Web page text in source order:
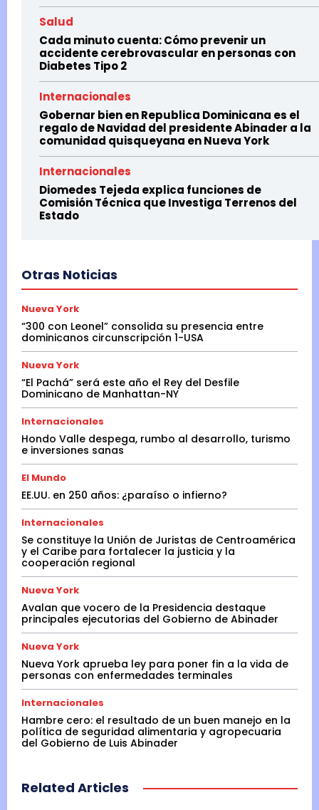
Salud
Cada minuto cuenta: Cómo prevenir un
accidente cerebrovascular en personas con
Diabetes Tipo 2
Internacionales
Gobernar bien en Republica Dominicana es el
regalo de Navidad del presidente Abinader a la
comunidad quisqueyana en Nueva York
Internacionales
Diomedes Tejeda explica funciones de
Comisión Técnica que Investiga Terrenos del
Estado
Otras Noticias
Nueva York
“300 con Leonel” consolida su presencia entre
dominicanos circunscripción 1-USA
Nueva York
“El Pachá” será este año el Rey del Desfile
Dominicano de Manhattan-NY
Internacionales
Hondo Valle despega, rumbo al desarrollo, turismo
e inversiones sanas
El Mundo
EE.UU. en 250 años: ¿paraíso o infierno?
Internacionales
Se constituye la Unión de Juristas de Centroamérica
y el Caribe para fortalecer la justicia y la
cooperación regional
Nueva York
Avalan que vocero de la Presidencia destaque
principales ejecutorias del Gobierno de Abinader
Nueva York
Nueva York aprueba ley para poner fin a la vida de
personas con enfermedades terminales
Internacionales
Hambre cero: el resultado de un buen manejo en la
política de seguridad alimentaria y agropecuaria
del Gobierno de Luis Abinader
Related Articles